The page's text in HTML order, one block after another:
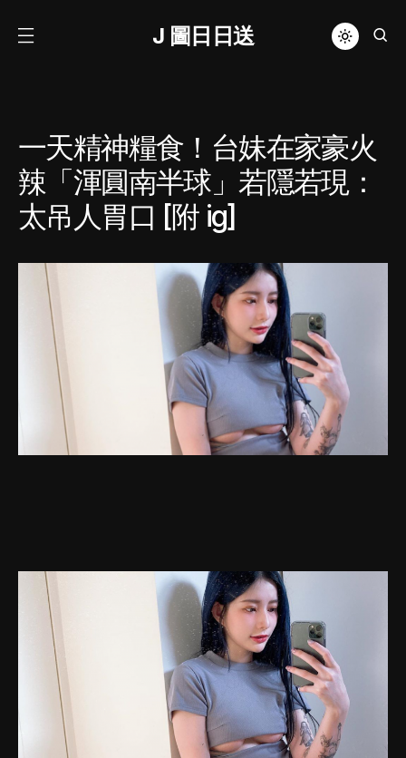
J 圖日日送
一天精神糧食！台妹在家豪火
辣「渾圓南半球」若隱若現：
太吊人胃口 [附 ig]